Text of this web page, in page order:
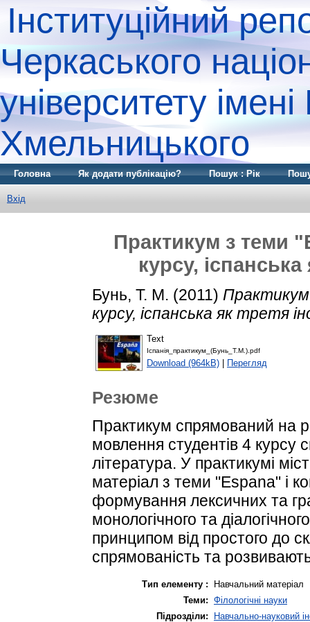
Інституційний
Черкаського
університету
Хмельницького
Головна Як додати публікацію? Пошук : Рік
Вхід
Практикум з теми
курсу,
Бунь, Т. М. (2011) Практикум
курсу, іспанська як третя
Text
Іспанія_практикум_(Бунь_Т.М.).pdf
Download (964kB) Перегляд
Резюме
Практикум спрямований на
мовлення студентів 4 курсу
література. У практикумі
матеріал з теми "Espana" і
формування лексичних та
монологічного та
принципом від простого до
спрямованість та
Тип елементу :
Навчальний матеріал
Теми: Філологічні науки
Підрозділи:
Навчально-науковий